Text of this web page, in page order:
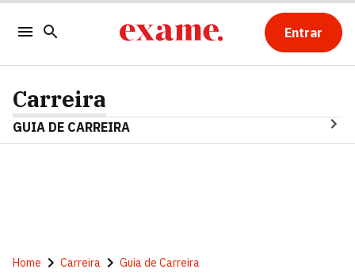
Entrar
Carreira
GUIA DE CARREIRA
Home Carreira Guia de Carreira